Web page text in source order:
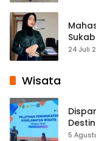
24 Juli
Wisata
5